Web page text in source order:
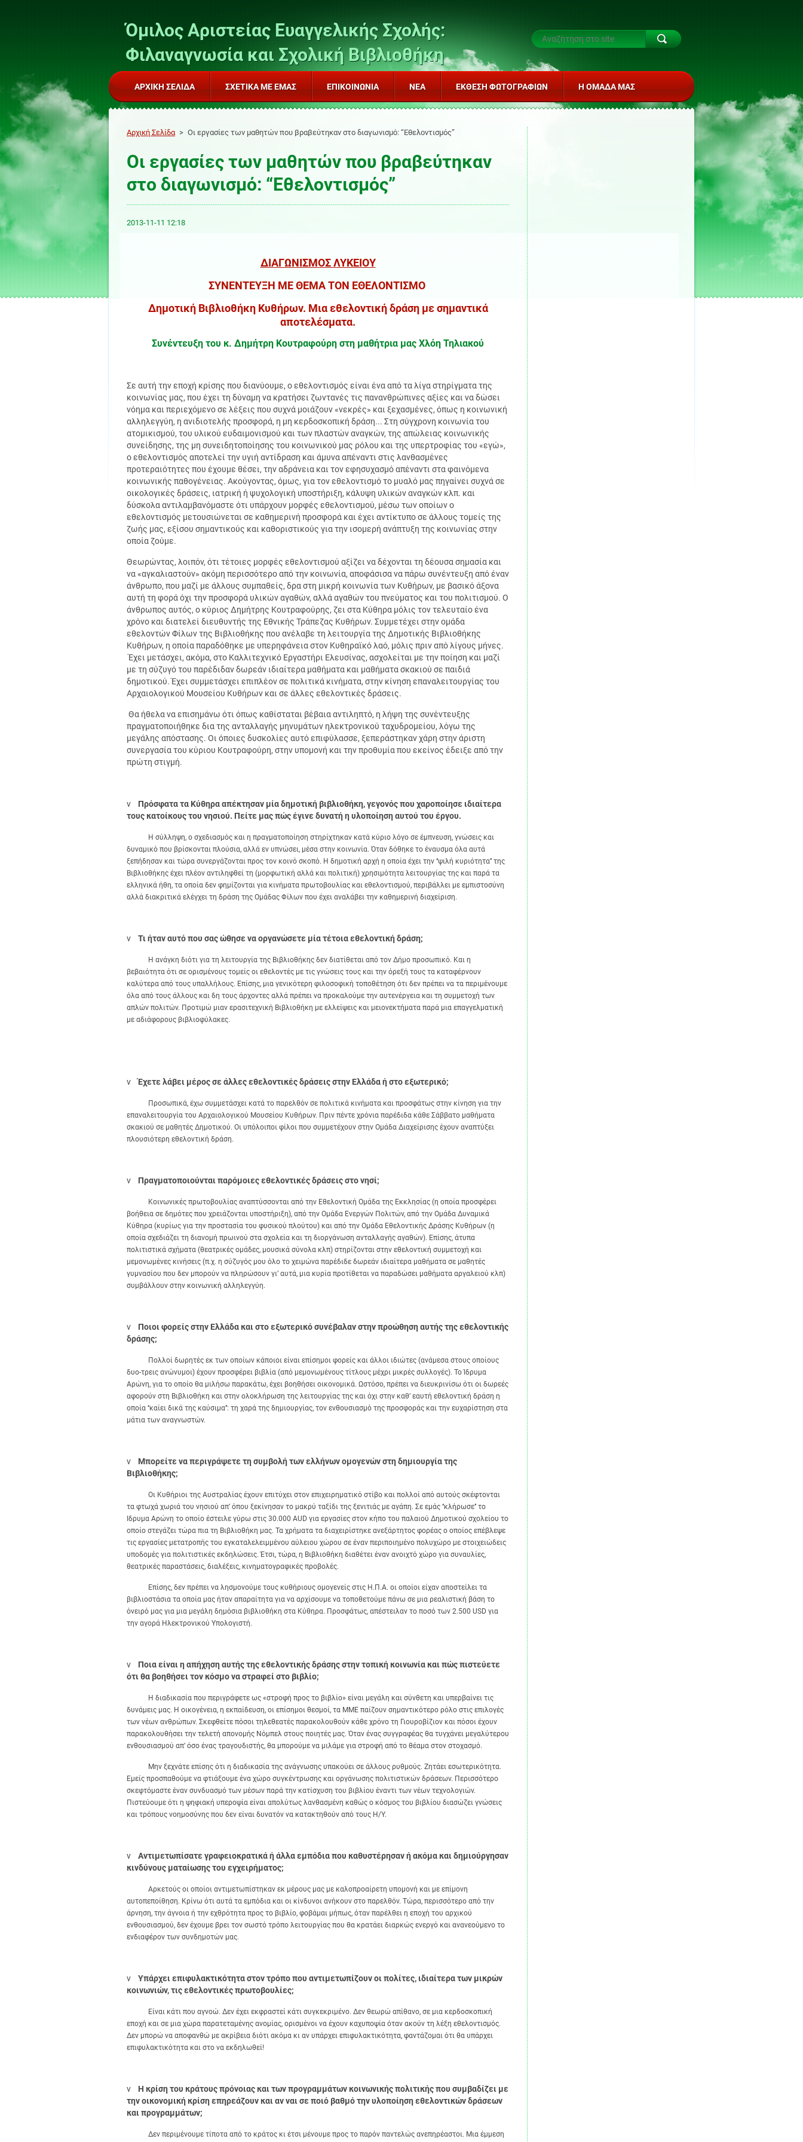
Όμιλος Αριστείας Ευαγγελικής Σχολής:
Φιλαναγνωσία και Σχολική Βιβλιοθήκη
Αρχική Σελίδα > Οι εργασίες των μαθητών που βραβεύτηκαν στο διαγωνισμό: “Εθελοντισμός”
Οι εργασίες των μαθητών που βραβεύτηκαν
στο διαγωνισμό: “Εθελοντισμός”
2013-11-11 12:18
ΔΙΑΓΩΝΙΣΜΟΣ ΛΥΚΕΙΟΥ
ΣΥΝΕΝΤΕΥΞΗ ΜΕ ΘΕΜΑ ΤΟΝ ΕΘΕΛΟΝΤΙΣΜΟ
Δημοτική Βιβλιοθήκη Κυθήρων. Μια εθελοντική δράση με σημαντικά
αποτελέσματα.
Συνέντευξη του κ. Δημήτρη Κουτραφούρη στη μαθήτρια μας Χλόη Τηλιακού
Σε αυτή την εποχή κρίσης που διανύουμε, ο εθελοντισμός είναι ένα από τα λίγα στηρίγματα της
κοινωνίας μας, που έχει τη δύναμη να κρατήσει ζωντανές τις πανανθρώπινες αξίες και να δώσει
νόημα και περιεχόμενο σε λέξεις που συχνά μοιάζουν «νεκρές» και ξεχασμένες, όπως η κοινωνική
αλληλεγγύη, η ανιδιοτελής προσφορά, η μη κερδοσκοπική δράση... Στη σύγχρονη κοινωνία του
ατομικισμού, του υλικού ευδαιμονισμού και των πλαστών αναγκών, της απώλειας κοινωνικής
συνείδησης, της μη συνειδητοποίησης του κοινωνικού μας ρόλου και της υπερτροφίας του «εγώ»,
ο εθελοντισμός αποτελεί την υγιή αντίδραση και άμυνα απέναντι στις λανθασμένες
προτεραιότητες που έχουμε θέσει, την αδράνεια και τον εφησυχασμό απέναντι στα φαινόμενα
κοινωνικής παθογένειας. Ακούγοντας, όμως, για τον εθελοντισμό το μυαλό μας πηγαίνει συχνά σε
οικολογικές δράσεις, ιατρική ή ψυχολογική υποστήριξη, κάλυψη υλικών αναγκών κλπ. και
δύσκολα αντιλαμβανόμαστε ότι υπάρχουν μορφές εθελοντισμού, μέσω των οποίων ο
εθελοντισμός μετουσιώνεται σε καθημερινή προσφορά και έχει αντίκτυπο σε άλλους τομείς της
ζωής μας, εξίσου σημαντικούς και καθοριστικούς για την ισομερή ανάπτυξη της κοινωνίας στην
οποία ζούμε.
Θεωρώντας, λοιπόν, ότι τέτοιες μορφές εθελοντισμού αξίζει να δέχονται τη δέουσα σημασία και
να «αγκαλιαστούν» ακόμη περισσότερο από την κοινωνία, αποφάσισα να πάρω συνέντευξη από έναν
άνθρωπο, που μαζί με άλλους συμπαθείς, δρα στη μικρή κοινωνία των Κυθήρων, με βασικό άξονα
αυτή τη φορά όχι την προσφορά υλικών αγαθών, αλλά αγαθών του πνεύματος και του πολιτισμού. Ο
άνθρωπος αυτός, ο κύριος Δημήτρης Κουτραφούρης, ζει στα Κύθηρα μόλις τον τελευταίο ένα
χρόνο και διατελεί διευθυντής της Εθνικής Τράπεζας Κυθήρων. Συμμετέχει στην ομάδα
εθελοντών Φίλων της Βιβλιοθήκης που ανέλαβε τη λειτουργία της Δημοτικής Βιβλιοθήκης
Κυθήρων, η οποία παραδόθηκε με υπερηφάνεια στον Κυθηραϊκό λαό, μόλις πριν από λίγους μήνες.
Έχει μετάσχει, ακόμα, στο Καλλιτεχνικό Εργαστήρι Ελευσίνας, ασχολείται με την ποίηση και μαζί
με τη σύζυγό του παρέδιδαν δωρεάν ιδιαίτερα μαθήματα και μαθήματα σκακιού σε παιδιά
δημοτικού. Έχει συμμετάσχει επιπλέον σε πολιτικά κινήματα, στην κίνηση επαναλειτουργίας του
Αρχαιολογικού Μουσείου Κυθήρων και σε άλλες εθελοντικές δράσεις.
Θα ήθελα να επισημάνω ότι όπως καθίσταται βέβαια αντιληπτό, η λήψη της συνέντευξης
πραγματοποιήθηκε δια της ανταλλαγής μηνυμάτων ηλεκτρονικού ταχυδρομείου, λόγω της
μεγάλης απόστασης. Οι όποιες δυσκολίες αυτό επιφύλασσε, ξεπεράστηκαν χάρη στην άριστη
συνεργασία του κύριου Κουτραφούρη, στην υπομονή και την προθυμία που εκείνος έδειξε από την
πρώτη στιγμή.
v Πρόσφατα τα Κύθηρα απέκτησαν μία δημοτική βιβλιοθήκη, γεγονός που χαροποίησε ιδιαίτερα
τους κατοίκους του νησιού. Πείτε μας πώς έγινε δυνατή η υλοποίηση αυτού του έργου.
Η σύλληψη, ο σχεδιασμός και η πραγματοποίηση στηρίχτηκαν κατά κύριο λόγο σε έμπνευση, γνώσεις και
δυναμικό που βρίσκονται πλούσια, αλλά εν υπνώσει, μέσα στην κοινωνία. Όταν δόθηκε το έναυσμα όλα αυτά
ξεπήδησαν και τώρα συνεργάζονται προς τον κοινό σκοπό. Η δημοτική αρχή η οποία έχει την ‘‘ψιλή κυριότητα’’ της
Βιβλιοθήκης έχει πλέον αντιληφθεί τη (μορφωτική αλλά και πολιτική) χρησιμότητα λειτουργίας της και παρά τα
ελληνικά ήθη, τα οποία δεν φημίζονται για κινήματα πρωτοβουλίας και εθελοντισμού, περιβάλλει με εμπιστοσύνη
αλλά διακριτικά ελέγχει τη δράση της Ομάδας Φίλων που έχει αναλάβει την καθημερινή διαχείριση.
v Τι ήταν αυτό που σας ώθησε να οργανώσετε μία τέτοια εθελοντική δράση;
Η ανάγκη διότι για τη λειτουργία της Βιβλιοθήκης δεν διατίθεται από τον Δήμο προσωπικό. Και η
βεβαιότητα ότι σε ορισμένους τομείς οι εθελοντές με τις γνώσεις τους και την όρεξή τους τα καταφέρνουν
καλύτερα από τους υπαλλήλους. Επίσης, μια γενικότερη φιλοσοφική τοποθέτηση ότι δεν πρέπει να τα περιμένουμε
όλα από τους άλλους και δη τους άρχοντες αλλά πρέπει να προκαλούμε την αυτενέργεια και τη συμμετοχή των
απλών πολιτών. Προτιμώ μιαν ερασιτεχνική Βιβλιοθήκη με ελλείψεις και μειονεκτήματα παρά μια επαγγελματική
με αδιάφορους βιβλιοφύλακες.
vΈχετε λάβει μέρος σε άλλες εθελοντικές δράσεις στην Ελλάδα ή στο εξωτερικό;
Προσωπικά, έχω συμμετάσχει κατά το παρελθόν σε πολιτικά κινήματα και προσφάτως στην κίνηση για την
επαναλειτουργία του Αρχαιολογικού Μουσείου Κυθήρων. Πριν πέντε χρόνια παρέδιδα κάθε Σάββατο μαθήματα
σκακιού σε μαθητές Δημοτικού. Οι υπόλοιποι φίλοι που συμμετέχουν στην Ομάδα Διαχείρισης έχουν αναπτύξει
πλουσιότερη εθελοντική δράση.
v Πραγματοποιούνται παρόμοιες εθελοντικές δράσεις στο νησί;
Κοινωνικές πρωτοβουλίας αναπτύσσονται από την Εθελοντική Ομάδα της Εκκλησίας (η οποία προσφέρει
βοήθεια σε δημότες που χρειάζονται υποστήριξη), από την Ομάδα Ενεργών Πολιτών, από την Ομάδα Δυναμικά
Κύθηρα (κυρίως για την προστασία του φυσικού πλούτου) και από την Ομάδα Εθελοντικής Δράσης Κυθήρων (η
οποία σχεδιάζει τη διανομή πρωινού στα σχολεία και τη διοργάνωση ανταλλαγής αγαθών). Επίσης, άτυπα
πολιτιστικά σχήματα (θεατρικές ομάδες, μουσικά σύνολα κλπ) στηρίζονται στην εθελοντική συμμετοχή και
μεμονωμένες κινήσεις (π.χ. η σύζυγός μου όλο το χειμώνα παρέδιδε δωρεάν ιδιαίτερα μαθήματα σε μαθητές
γυμνασίου που δεν μπορούν να πληρώσουν γι’ αυτά, μια κυρία προτίθεται να παραδώσει μαθήματα αργαλειού κλπ)
συμβάλλουν στην κοινωνική αλληλεγγύη.
v Ποιοι φορείς στην Ελλάδα και στο εξωτερικό συνέβαλαν στην προώθηση αυτής της εθελοντικής
δράσης;
Πολλοί δωρητές εκ των οποίων κάποιοι είναι επίσημοι φορείς και άλλοι ιδιώτες (ανάμεσα στους οποίους
δυο-τρεις ανώνυμοι) έχουν προσφέρει βιβλία (από μεμονωμένους τίτλους μέχρι μικρές συλλογές). Το Ίδρυμα
Αρώνη, για το οποίο θα μιλήσω παρακάτω, έχει βοηθήσει οικονομικά. Ωστόσο, πρέπει να διευκρινίσω ότι οι δωρεές
αφορούν στη Βιβλιοθήκη και στην ολοκλήρωση της λειτουργίας της και όχι στην καθ’ εαυτή εθελοντική δράση η
οποία ‘‘καίει δικά της καύσιμα’’: τη χαρά της δημιουργίας, τον ενθουσιασμό της προσφοράς και την ευχαρίστηση στα
μάτια των αναγνωστών.
v Μπορείτε να περιγράψετε τη συμβολή των ελλήνων ομογενών στη δημιουργία της
Βιβλιοθήκης;
Οι Κυθήριοι της Αυστραλίας έχουν επιτύχει στον επιχειρηματικό στίβο και πολλοί από αυτούς σκέφτονται
τα φτωχά χωριά του νησιού απ’ όπου ξεκίνησαν το μακρύ ταξίδι της ξενιτιάς με αγάπη. Σε εμάς ‘‘κλήρωσε’’ το
Ίδρυμα Αρώνη το οποίο έστειλε γύρω στις 30.000 AUD για εργασίες στον κήπο του παλαιού Δημοτικού σχολείου το
οποίο στεγάζει τώρα πια τη Βιβλιοθήκη μας. Τα χρήματα τα διαχειρίστηκε ανεξάρτητος φορέας ο οποίος επέβλεψε
τις εργασίες μετατροπής του εγκαταλελειμμένου αύλειου χώρου σε έναν περιποιημένο πολυχώρο με στοιχειώδεις
υποδομές για πολιτιστικές εκδηλώσεις. Έτσι, τώρα, η Βιβλιοθήκη διαθέτει έναν ανοιχτό χώρο για συναυλίες,
θεατρικές παραστάσεις, διαλέξεις, κινηματογραφικές προβολές.
Επίσης, δεν πρέπει να λησμονούμε τους κυθήριους ομογενείς στις Η.Π.Α. οι οποίοι είχαν αποστείλει τα
βιβλιοστάσια τα οποία μας ήταν απαραίτητα για να αρχίσουμε να τοποθετούμε πάνω σε μια ρεαλιστική βάση το
όνειρό μας για μια μεγάλη δημόσια βιβλιοθήκη στα Κύθηρα. Προσφάτως, απέστειλαν το ποσό των 2.500 USD για
την αγορά Ηλεκτρονικού Υπολογιστή.
v Ποια είναι η απήχηση αυτής της εθελοντικής δράσης στην τοπική κοινωνία και πώς πιστεύετε
ότι θα βοηθήσει τον κόσμο να στραφεί στο βιβλίο;
Η διαδικασία που περιγράφετε ως «στροφή προς το βιβλίο» είναι μεγάλη και σύνθετη και υπερβαίνει τις
δυνάμεις μας. Η οικογένεια, η εκπαίδευση, οι επίσημοι θεσμοί, τα ΜΜΕ παίζουν σημαντικότερο ρόλο στις επιλογές
των νέων ανθρώπων. Σκεφθείτε πόσοι τηλεθεατές παρακολουθούν κάθε χρόνο τη Γιουροβίζιον και πόσοι έχουν
παρακολουθήσει την τελετή απονομής Νόμπελ στους ποιητές μας. Όταν ένας συγγραφέας θα τυγχάνει μεγαλύτερου
ενθουσιασμού απ’ όσο ένας τραγουδιστής, θα μπορούμε να μιλάμε για στροφή από το θέαμα στον στοχασμό.
Μην ξεχνάτε επίσης ότι η διαδικασία της ανάγνωσης υπακούει σε άλλους ρυθμούς. Ζητάει εσωτερικότητα.
Εμείς προσπαθούμε να φτιάξουμε ένα χώρο συγκέντρωσης και οργάνωσης πολιτιστικών δράσεων. Περισσότερο
σκεφτόμαστε έναν συνδυασμό των μέσων παρά την κατίσχυση του βιβλίου έναντι των νέων τεχνολογιών.
Πιστεύουμε ότι η ψηφιακή υπεροψία είναι απολύτως λανθασμένη καθώς ο κόσμος του βιβλίου διασώζει γνώσεις
και τρόπους νοημοσύνης που δεν είναι δυνατόν να κατακτηθούν από τους Η/Υ.
v Αντιμετωπίσατε γραφειοκρατικά ή άλλα εμπόδια που καθυστέρησαν ή ακόμα και δημιούργησαν
κινδύνους ματαίωσης του εγχειρήματος;
Αρκετούς οι οποίοι αντιμετωπίστηκαν εκ μέρους μας με καλοπροαίρετη υπομονή και με επίμονη
αυτοπεποίθηση. Κρίνω ότι αυτά τα εμπόδια και οι κίνδυνοι ανήκουν στο παρελθόν. Τώρα, περισσότερο από την
άρνηση, την άγνοια ή την εχθρότητα προς το βιβλίο, φοβάμαι μήπως, όταν παρέλθει η εποχή του αρχικού
ενθουσιασμού, δεν έχουμε βρει τον σωστό τρόπο λειτουργίας που θα κρατάει διαρκώς ενεργό και ανανεούμενο το
ενδιαφέρον των συνδημοτών μας.
v Υπάρχει επιφυλακτικότητα στον τρόπο που αντιμετωπίζουν οι πολίτες, ιδιαίτερα των μικρών
κοινωνιών, τις εθελοντικές πρωτοβουλίες;
Είναι κάτι που αγνοώ. Δεν έχει εκφραστεί κάτι συγκεκριμένο. Δεν θεωρώ απίθανο, σε μια κερδοσκοπική
εποχή και σε μια χώρα παρατεταμένης ανομίας, ορισμένοι να έχουν καχυποψία όταν ακούν τη λέξη εθελοντισμός.
Δεν μπορώ να αποφανθώ με ακρίβεια διότι ακόμα κι αν υπάρχει επιφυλακτικότητα, φαντάζομαι ότι θα υπάρχει
επιφυλακτικότητα και στο να εκδηλωθεί!
v Η κρίση του κράτους πρόνοιας και των προγραμμάτων κοινωνικής πολιτικής που συμβαδίζει με
την οικονομική κρίση επηρεάζουν και αν ναι σε ποιό βαθμό την υλοποίηση εθελοντικών δράσεων
και προγραμμάτων;
Δεν περιμένουμε τίποτα από το κράτος κι έτσι μένουμε προς το παρόν παντελώς ανεπηρέαστοι. Μια έμμεση
ΑΡΧΙΚΉ ΣΕΛΊΔΑ ΣΧΕΤΙΚΆ ΜΕ EΜΆΣ ΕΠΙΚΟΙΝΩΝΊΑ ΝΈΑ ΈΚΘΕΣΗ ΦΩΤΟΓΡΑΦΙΏΝ Η ΟΜΆΔΑ ΜΑΣ